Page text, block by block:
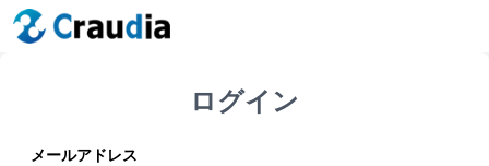
ログイン
メールアドレス